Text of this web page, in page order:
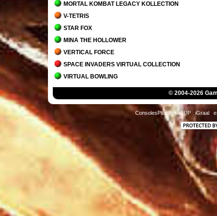
MORTAL KOMBAT LEGACY KOLLECTION
V-TETRIS
STAR FOX
MINA THE HOLLOWER
VERTICAL FORCE
SPACE INVADERS VIRTUAL COLLECTION
VIRTUAL BOWLING
MORTAL KOMBAT 1
JACK BROS.
DETROIT - BECOME HUMAN
STAR WARS JEDI - SURVIVOR
MARIO'S TENNIS
THE MANSION OF INNSMOUTH
3D TETRIS
RED ALARM
SUPER MARIO BROS. WONDER + RENDEZ-VOUS AU
PARC BELLABEL
© 2004-2026
ConsolesPlus.net 1UP iGraal